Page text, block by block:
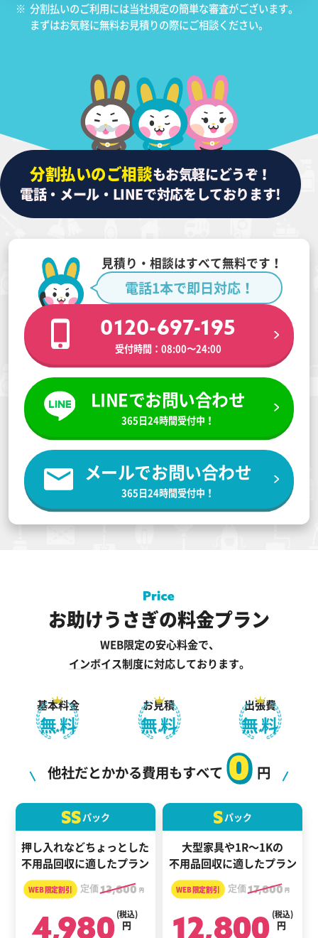
※ 分割払いのご利用には当社規定の簡単な審査がございます。
まずはお気軽に無料お見積りの際にご相談ください。
分割払いのご相談もお気軽にどうぞ！
電話・メール・LINEで対応をしております!
見積り・相談はすべて無料です！
電話1本で即日対応！
0120-697-195
受付時間：08:00〜24:00
LINEでお問い合わせ
365日24時間受付中！
メールでお問い合わせ
365日24時間受付中！
お助けうさぎの料金プラン
WEB限定の安心料金で、
インボイス制度に対応しております。
基本料金
無料
お見積
無料
出張費
無料
他社だとかかる費用もすべて
0
円
SSパック
押し入れなどちょっとした
不用品回収に適したプラン
定価13,800 円
4,980 円
(税込)
Sパック
大型家具や1R～1Kの
不用品回収に適したプラン
定価17,800 円
12,800 円
(税込)